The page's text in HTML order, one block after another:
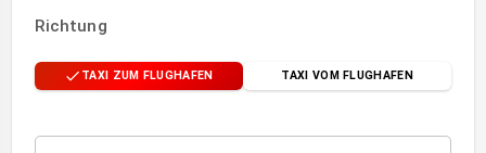
Richtung
TAXI ZUM FLUGHAFEN TAXI VOM FLUGHAFEN